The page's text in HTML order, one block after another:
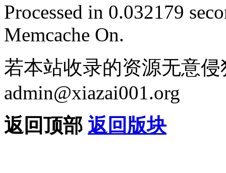
Processed in 0.032179
Memcache On.
若本站收录的资源无意
admin@xiazai001.org
返回顶部 返回版块